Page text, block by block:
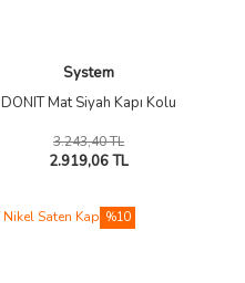
System
DONIT Mat Siyah Kapı Kolu
3.243,40 TL
2.919,06 TL
%10